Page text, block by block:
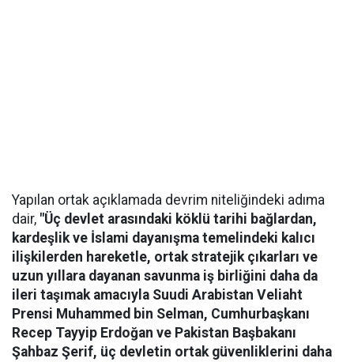
Yapılan ortak açıklamada devrim niteliğindeki adıma
dair, "Üç devlet arasındaki köklü tarihi bağlardan,
kardeşlik ve İslami dayanışma temelindeki kalıcı
ilişkilerden hareketle, ortak stratejik çıkarları ve
uzun yıllara dayanan savunma iş birliğini daha da
ileri taşımak amacıyla Suudi Arabistan Veliaht
Prensi Muhammed bin Selman, Cumhurbaşkanı
Recep Tayyip Erdoğan ve Pakistan Başbakanı
Şahbaz Şerif, üç devletin ortak güvenliklerini daha